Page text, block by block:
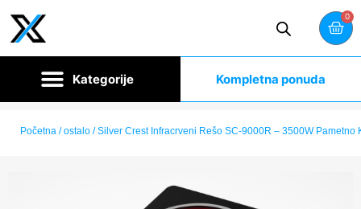
0
Kompletna ponuda
Početna /ostalo / Silver Crest Infracrveni Rešo SC-9000R – 3500W Pametno